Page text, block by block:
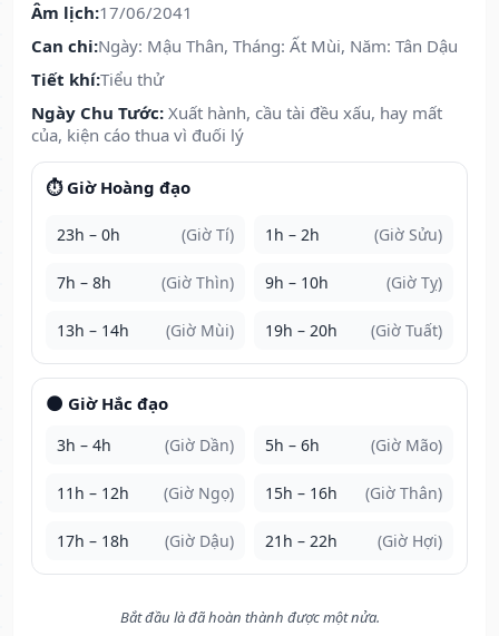
Âm lịch:17/06/2041
Can chi:Ngày: Mậu Thân, Tháng: Ất Mùi, Năm: Tân Dậu
Tiết khí:Tiểu thử
Ngày Chu Tước: Xuất hành, cầu tài đều xấu, hay mất
của, kiện cáo thua vì đuối lý
⏱️ Giờ Hoàng đạo
23h – 0h (Giờ Tí) 1h – 2h (Giờ Sửu)
7h – 8h (Giờ Thìn) 9h – 10h (Giờ Tỵ)
13h – 14h (Giờ Mùi) 19h – 20h (Giờ Tuất)
🌑 Giờ Hắc đạo
3h – 4h (Giờ Dần) 5h – 6h (Giờ Mão)
11h – 12h (Giờ Ngọ) 15h – 16h (Giờ Thân)
17h – 18h (Giờ Dậu) 21h – 22h (Giờ Hợi)
Bắt đầu là đã hoàn thành được một nửa.